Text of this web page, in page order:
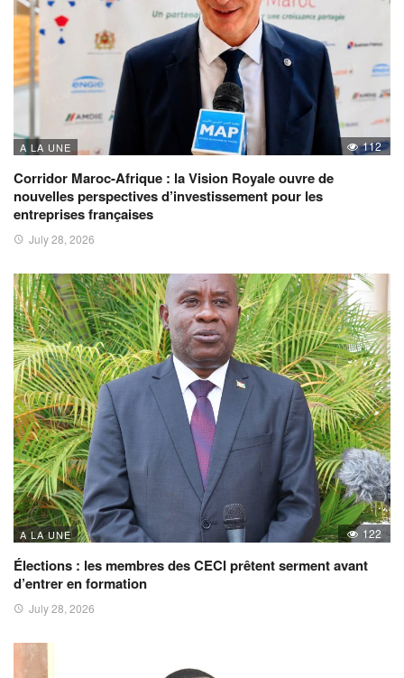
A LA UNE 112
Corridor Maroc-Afrique : la Vision Royale ouvre de
nouvelles perspectives d’investissement pour les
entreprises françaises
July 28, 2026
A LA UNE 122
Élections : les membres des CECI prêtent serment avant
d’entrer en formation
July 28, 2026